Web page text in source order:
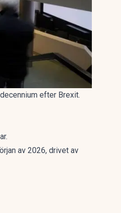
efter Brexit.
av 2026, drivet av